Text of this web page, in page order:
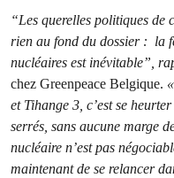
“Les querelles politiques de
rien au fond du dossier : la
nucléaires est inévitable”,
chez Greenpeace Belgique.
et Tihange 3, c’est se
serrés, sans aucune marge
nucléaire n’est pas
maintenant de se relancer